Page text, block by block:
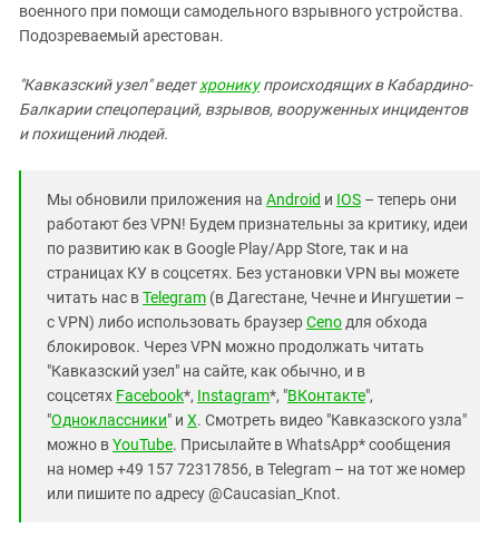
военного при помощи самодельного взрывного устройства.
Подозреваемый арестован.
"Кавказский узел" ведетхроникупроисходящих в Кабардино-
Балкарии спецопераций, взрывов, вооруженных инцидентов
и похищений людей.
Мы обновили приложения на Android и IOS – теперь они
работают без VPN! Будем признательны за критику, идеи
по развитию как в Google Play/App Store, так и на
страницах КУ в соцсетях. Без установки VPN вы можете
читать нас вTelegram (в Дагестане, Чечне и Ингушетии –
с VPN) либо использовать браузерCeno для обхода
блокировок. Через VPN можно продолжать читать
"Кавказский узел" на сайте, как обычно, и в
соцсетях Facebook*, Instagram*, "ВКонтакте",
"Одноклассники" и X. Смотреть видео "Кавказского узла"
можно вYouTube. Присылайте в WhatsApp* сообщения
на номер +49 157 72317856, в Telegram – на тот же номер
или пишите по адресу @Caucasian_Knot.